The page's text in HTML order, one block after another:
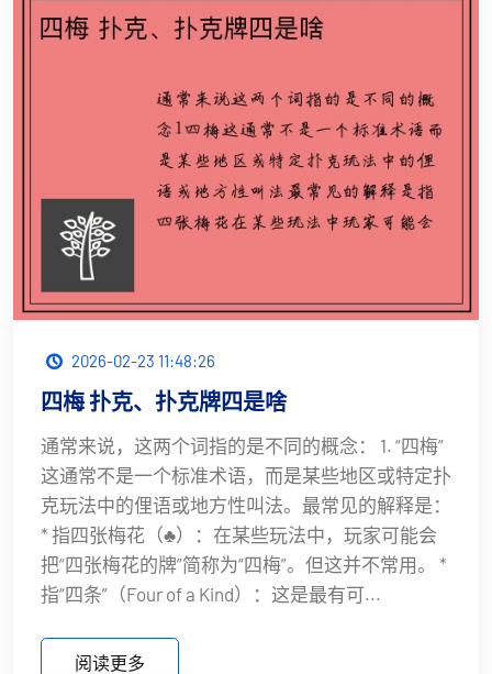
2026-02-23 11:48:26
四梅 扑克、扑克牌四是啥
通常来说，这两个词指的是不同的概念： 1. “四梅”
这通常不是一个标准术语，而是某些地区或特定扑
克玩法中的俚语或地方性叫法。最常见的解释是：
* 指四张梅花（♣️）：在某些玩法中，玩家可能会
把“四张梅花的牌”简称为“四梅”。但这并不常用。 *
指“四条”（Four of a Kind）：这是最有可...
阅读更多